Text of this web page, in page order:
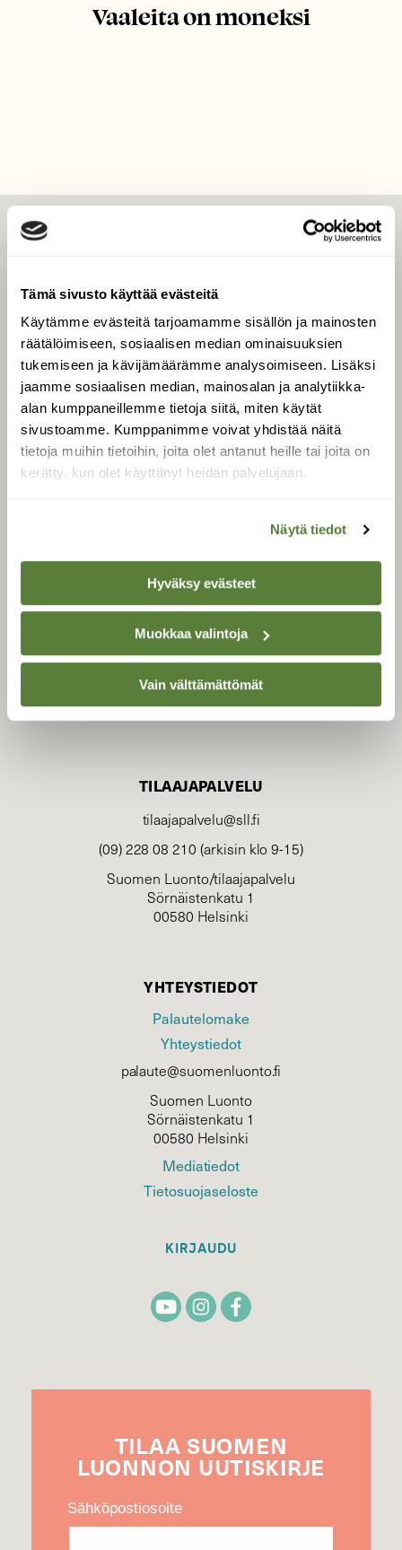
Tämä sivusto käyttää evästeitä
Käytämme evästeitä tarjoamamme sisällön ja mainosten
räätälöimiseen, sosiaalisen median ominaisuuksien
tukemiseen ja kävijämäärämme analysoimiseen. Lisäksi
jaamme sosiaalisen median, mainosalan ja analytiikka-
alan kumppaneillemme tietoja siitä, miten käytät
sivustoamme. Kumppanimme voivat yhdistää näitä
tietoja muihin tietoihin, joita olet antanut heille tai joita on
kerätty, kun olet käyttänyt heidän palvelujaan.
Näytä tiedot
Hyväksy evästeet
Muokkaa valintoja
Vain välttämättömät
Vaaleita on moneksi
Tilaa Suomen Luonto
Tilaa digilukuoikeus
Äänestä parasta juttua
Tilaa uutiskirje
SUOMEN LUONNON­
SUOJELU­LIITTO
kustantaja onSuomen
TILAAJAPALVELU
tilaajapalvelu@sll.fi
(09) 228 08 210 (arkisin klo 9-15)
Suomen Luonto/tilaajapalvelu
Sörnäistenkatu 1
00580 Helsinki
YHTEYSTIEDOT
Palautelomake
Yhteystiedot
palaute@suomenluonto.fi
Suomen Luonto
Sörnäistenkatu 1
00580 Helsinki
Mediatiedot
Tietosuojaseloste
KIRJAUDU
TILAA SUOMEN
LUONNON UUTIS­KIRJE
Sähköpostiosoite